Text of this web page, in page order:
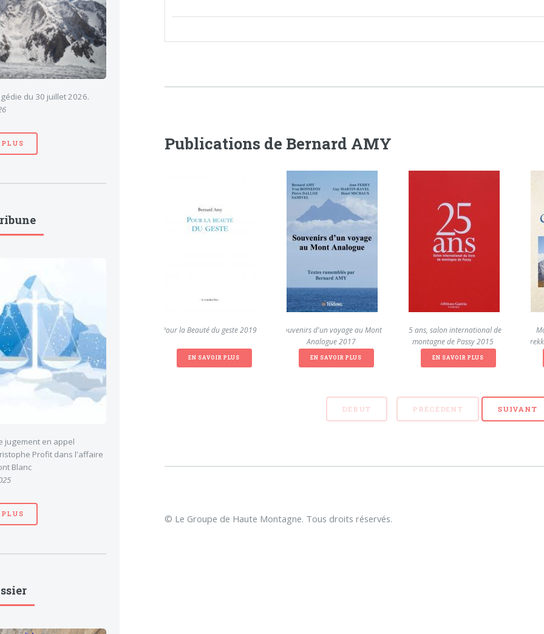
Publications de Bernard AMY
Pour la Beauté du geste 2019
EN SAVOIR PLUS
Souvenirs d'un voyage au Mont
Analogue 2017
EN SAVOIR PLUS
25 ans, salon international de
montagne de Passy 2015
EN SAVOIR PLUS
DÉBUT PRÉCÉDENT SUIVANT
© Le Groupe de Haute Montagne. Tous droits réservés.
du 30 juillet 2026.
PLUS
jugement en appel
Profit dans l'affaire
Blanc
PLUS